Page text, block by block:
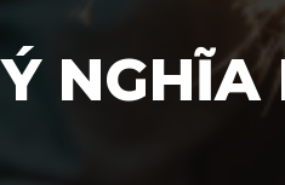
Ý NGHĨA